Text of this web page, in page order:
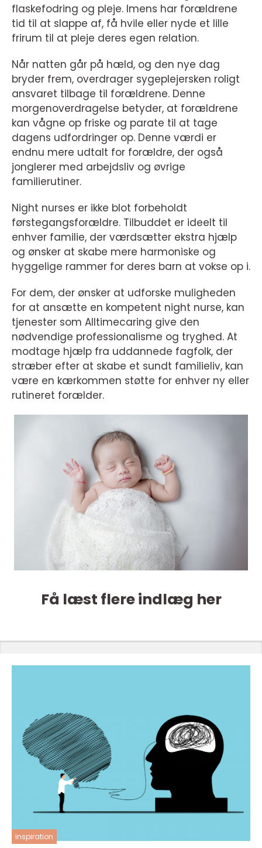
flaskefodring og pleje. Imens har forældrene
tid til at slappe af, få hvile eller nyde et lille
frirum til at pleje deres egen relation.
Når natten går på hæld, og den nye dag
bryder frem, overdrager sygeplejersken roligt
ansvaret tilbage til forældrene. Denne
morgenoverdragelse betyder, at forældrene
kan vågne op friske og parate til at tage
dagens udfordringer op. Denne værdi er
endnu mere udtalt for forældre, der også
jonglerer med arbejdsliv og øvrige
familierutiner.
Night nurses er ikke blot forbeholdt
førstegangsforældre. Tilbuddet er ideelt til
enhver familie, der værdsætter ekstra hjælp
og ønsker at skabe mere harmoniske og
hyggelige rammer for deres barn at vokse op i.
For dem, der ønsker at udforske muligheden
for at ansætte en kompetent night nurse, kan
tjenester som Alltimecaring give den
nødvendige professionalisme og tryghed. At
modtage hjælp fra uddannede fagfolk, der
stræber efter at skabe et sundt familieliv, kan
være en kærkommen støtte for enhver ny eller
rutineret forælder.
Få læst flere indlæg her
inspiration